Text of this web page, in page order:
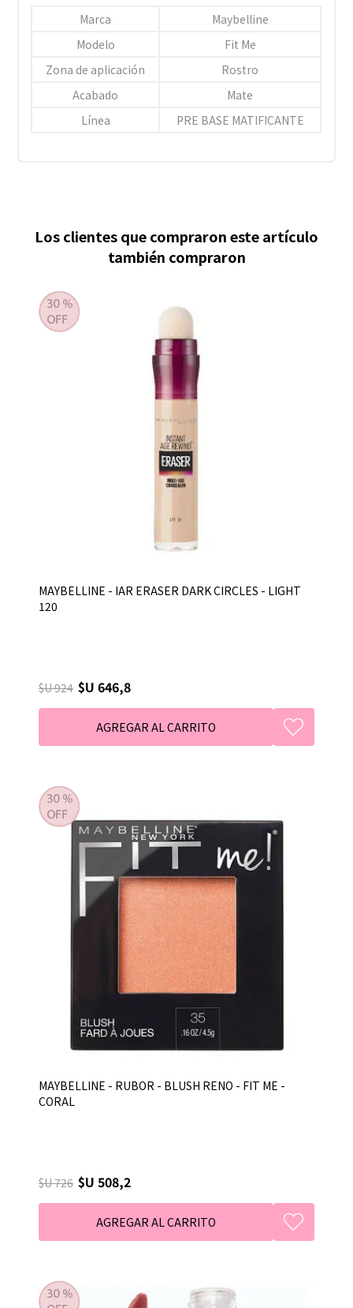
Marca
Maybelline
Modelo
Fit Me
Zona de aplicación
Rostro
Acabado
Mate
Línea
PRE BASE MATIFICANTE
Los clientes que compraron este artículo
también compraron
MAYBELLINE - IAR ERASER DARK CIRCLES - LIGHT
120
$U 924 $U 646,8
MAYBELLINE - RUBOR - BLUSH RENO - FIT ME -
CORAL
$U 726 $U 508,2